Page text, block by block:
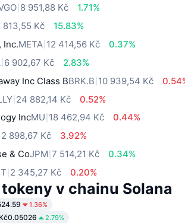
8 951,88 Kč
1.71%
813,55 Kč
15.83%
Inc.META 12 414,56 Kč
0.37%
6 902,67 Kč
2.83%
Inc Class BBRK.B 10 939,54 Kč
24 882,14 Kč
0.52%
IncMU 18 462,94 Kč
0.44%
2 898,67 Kč
3.92%
& CoJPM 7 514,21 Kč
0.34%
2 345,27 Kč 0.20%
v chainu Solana
1.36%
Kč0.05026 2.79%